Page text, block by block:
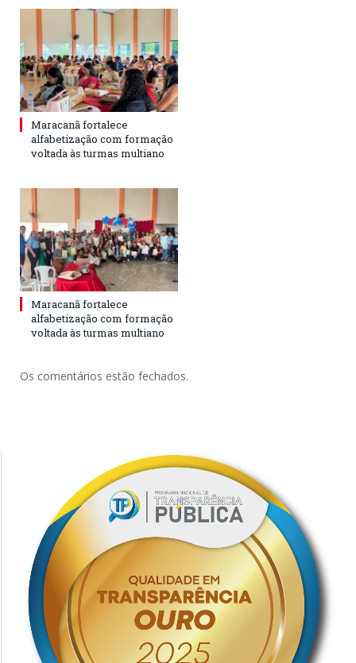
Maracanã fortalece
alfabetização com formação
voltada às turmas multiano
Maracanã fortalece
alfabetização com formação
voltada às turmas multiano
Os comentários estão fechados.